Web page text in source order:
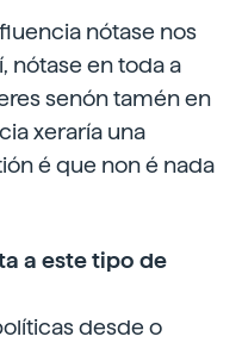
nótase nos
nótase en toda a
senón tamén en
xeraría una
é que non é nada
a este tipo de
desde o